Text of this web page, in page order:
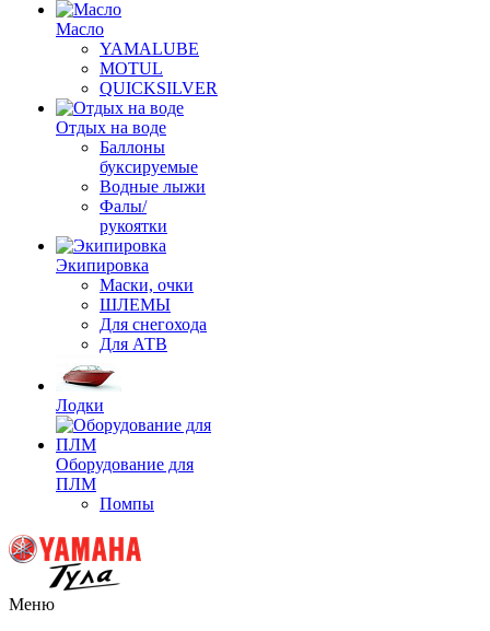
Масло
YAMALUBE
MOTUL
QUICKSILVER
Отдых на воде
Баллоны
буксируемые
Водные лыжи
Фалы/
рукоятки
Экипировка
Маски, очки
ШЛЕМЫ
Для снегохода
Для АТВ
Лодки
Оборудование для
ПЛМ
Помпы
Меню